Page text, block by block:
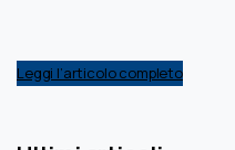
Leggi l’articolo completo